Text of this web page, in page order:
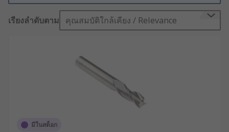
เรียงลำดับตาม คุณสมบัติใกล้เคียง / Relevance
มีในสต็อก